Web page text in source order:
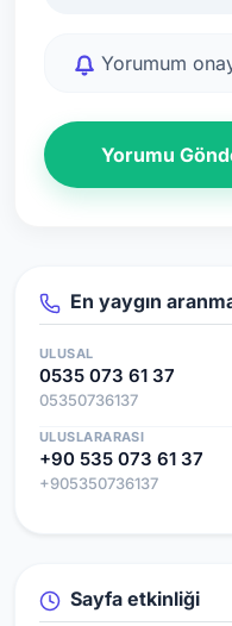
Yorumum
Yorumu
En yaygın
ULUSAL
0535 073 61 37
05350736137
ULUSLARARASI
+90 535 073 61 37
+905350736137
Sayfa etkinliği